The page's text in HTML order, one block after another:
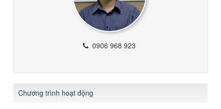
0906 968 923
Chương trình hoạt động